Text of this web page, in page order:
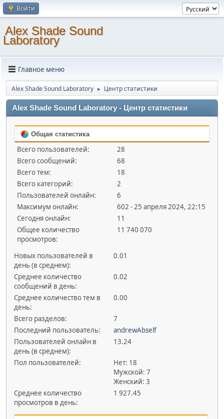
Войти
Alex Shade Sound
Laboratory
Главное меню
Alex Shade Sound Laboratory ► Центр статистики
Alex Shade Sound Laboratory - Центр статистики
Общая статистика
Всего пользователей:
28
Всего сообщений:
68
Всего тем:
18
Всего категорий:
2
Пользователей онлайн:
6
Максимум онлайн:
602 - 25 апреля 2024, 22:15
Сегодня онлайн:
11
Общее количество
просмотров:
11 740 070
Новых пользователей в
день (в среднем):
0.01
Среднее количество
сообщений в день:
0.02
Среднее количество тем в
день:
0.00
Всего разделов:
7
Последний пользователь:
andrewAbself
Пользователей онлайн в
день (в среднем):
13.24
Пол пользователей:
Нет: 18
Мужской: 7
Женский: 3
Среднее количество
просмотров в день:
1 927.45